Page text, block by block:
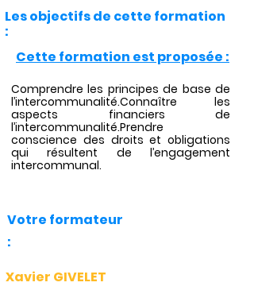
Les objectifs de cette formation
:
Cette formation est proposée :
Comprendre les principes de base de
l’intercommunalité.Connaître les
aspects financiers de
l’intercommunalité.Prendre
conscience des droits et obligations
qui résultent de l’engagement
intercommunal.
Votre formateur
:
Xavier GIVELET